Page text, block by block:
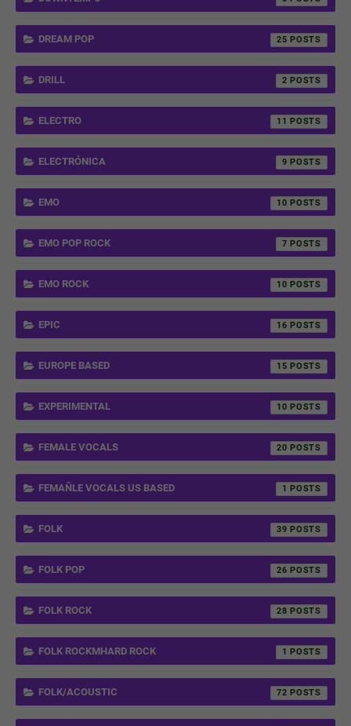
DREAM POP 25
DRILL 2
ELECTRO 11
ELECTRÓNICA 9
EMO 10
EMO POP ROCK 7
EMO ROCK 10
EPIC 16
EUROPE BASED 15
EXPERIMENTAL 10
FEMALE VOCALS 20
FEMAÑLE VOCALS US BASED 1
FOLK 39
FOLK POP 26
FOLK ROCK 28
FOLK ROCKMHARD ROCK 1
FOLK/ACOUSTIC 72